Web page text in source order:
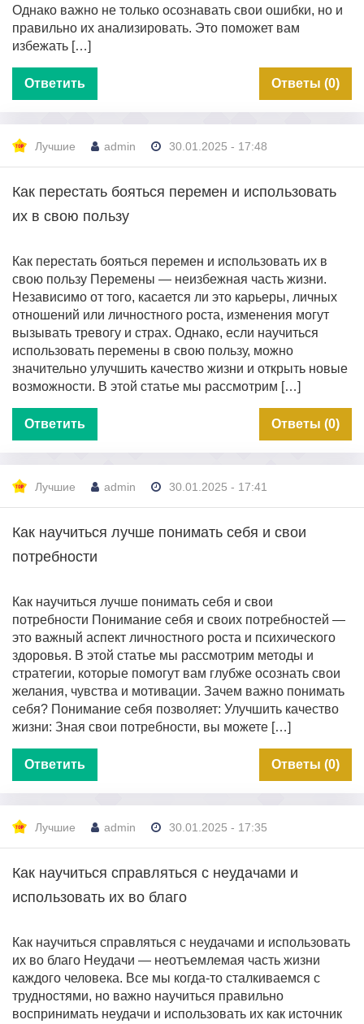
Однако важно не только осознавать свои ошибки, но и
правильно их анализировать. Это поможет вам
избежать […]
Ответить Ответы (0)
Лучшие admin 30.01.2025 - 17:48
Как перестать бояться перемен и использовать
их в свою пользу
Как перестать бояться перемен и использовать их в
свою пользу Перемены — неизбежная часть жизни.
Независимо от того, касается ли это карьеры, личных
отношений или личностного роста, изменения могут
вызывать тревогу и страх. Однако, если научиться
использовать перемены в свою пользу, можно
значительно улучшить качество жизни и открыть новые
возможности. В этой статье мы рассмотрим […]
Ответить Ответы (0)
Лучшие admin 30.01.2025 - 17:41
Как научиться лучше понимать себя и свои
потребности
Как научиться лучше понимать себя и свои
потребности Понимание себя и своих потребностей —
это важный аспект личностного роста и психического
здоровья. В этой статье мы рассмотрим методы и
стратегии, которые помогут вам глубже осознать свои
желания, чувства и мотивации. Зачем важно понимать
себя? Понимание себя позволяет: Улучшить качество
жизни: Зная свои потребности, вы можете […]
Ответить Ответы (0)
Лучшие admin 30.01.2025 - 17:35
Как научиться справляться с неудачами и
использовать их во благо
Как научиться справляться с неудачами и использовать
их во благо Неудачи — неотъемлемая часть жизни
каждого человека. Все мы когда-то сталкиваемся с
трудностями, но важно научиться правильно
воспринимать неудачи и использовать их как источник